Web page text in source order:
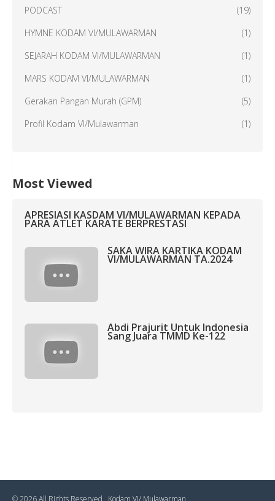
PODCAST
(19)
HYMNE KODAM VI/MULAWARMAN
(1)
SEJARAH KODAM VI/MULAWARMAN
(1)
MARS KODAM VI/MULAWARMAN
(1)
Gerakan Pangan Murah (GPM)
(5)
Profil Kodam VI/Mulawarman
(1)
Most Viewed
APRESIASI KASDAM VI/MULAWARMAN KEPADA
PARA ATLET KARATE BERPRESTASI
SAKA WIRA KARTIKA KODAM
VI/MULAWARMAN TA.2024
Abdi Prajurit Untuk Indonesia
Sang Juara TMMD Ke-122
© 2026 All Rights Reserved . Kodam VI/ Mulawarman